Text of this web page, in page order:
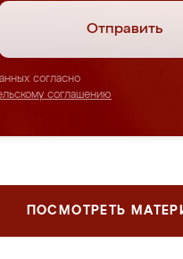
Отправить
согласно
соглашению
ПОСМОТРЕТЬ